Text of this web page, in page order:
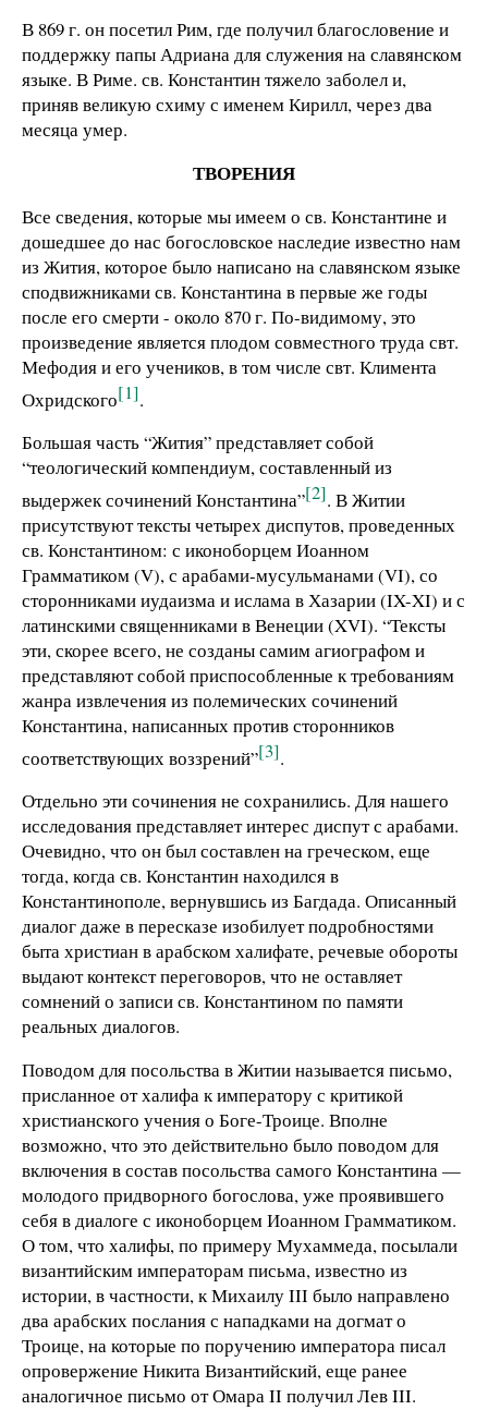
В 869 г. он посетил Рим, где получил благословение и
поддержку папы Адриана для служения на славянском
языке. В Риме. св. Константин тяжело заболел и,
приняв великую схиму с именем Кирилл, через два
месяца умер.
ТВОРЕНИЯ
Все сведения, которые мы имеем о св. Константине и
дошедшее до нас богословское наследие известно нам
из Жития, которое было написано на славянском языке
сподвижниками св. Константина в первые же годы
после его смерти - около 870 г. По-видимому, это
произведение является плодом совместного труда свт.
Мефодия и его учеников, в том числе свт. Климента
Охридского[1].
Большая часть “Жития” представляет собой
“теологический компендиум, составленный из
выдержек сочинений Константина”[2]. В Житии
присутствуют тексты четырех диспутов, проведенных
св. Константином: с иконоборцем Иоанном
Грамматиком (V), с арабами-мусульманами (VI), со
сторонниками иудаизма и ислама в Хазарии (IX-XI) и с
латинскими священниками в Венеции (XVI). “Тексты
эти, скорее всего, не созданы самим агиографом и
представляют собой приспособленные к требованиям
жанра извлечения из полемических сочинений
Константина, написанных против сторонников
соответствующих воззрений”[3].
Отдельно эти сочинения не сохранились. Для нашего
исследования представляет интерес диспут с арабами.
Очевидно, что он был составлен на греческом, еще
тогда, когда св. Константин находился в
Константинополе, вернувшись из Багдада. Описанный
диалог даже в пересказе изобилует подробностями
быта христиан в арабском халифате, речевые обороты
выдают контекст переговоров, что не оставляет
сомнений о записи св. Константином по памяти
реальных диалогов.
Поводом для посольства в Житии называется письмо,
присланное от халифа к императору с критикой
христианского учения о Боге-Троице. Вполне
возможно, что это действительно было поводом для
включения в состав посольства самого Константина —
молодого придворного богослова, уже проявившего
себя в диалоге с иконоборцем Иоанном Грамматиком.
О том, что халифы, по примеру Мухаммеда, посылали
византийским императорам письма, известно из
истории, в частности, к Михаилу III было направлено
два арабских послания с нападками на догмат о
Троице, на которые по поручению императора писал
опровержение Никита Византийский, еще ранее
аналогичное письмо от Омара II получил Лев III.